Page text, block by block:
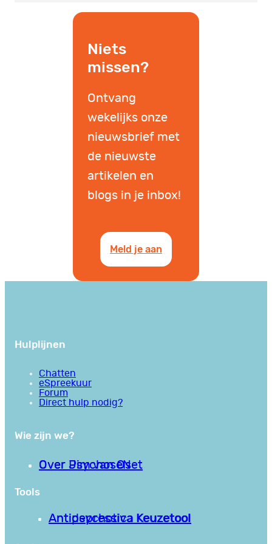
Niets
missen?
Ontvang
wekelijks onze
nieuwsbrief met
de nieuwste
artikelen en
blogs in je inbox!
Meld je aan
Hulplijnen
Chatten
eSpreekuur
Forum
Direct hulp nodig?
Wie zijn we?
Over PsychoseNet
Over Jim van Os
Tools
Antipsychotica Keuzetool
Antidepressiva Keuzetool